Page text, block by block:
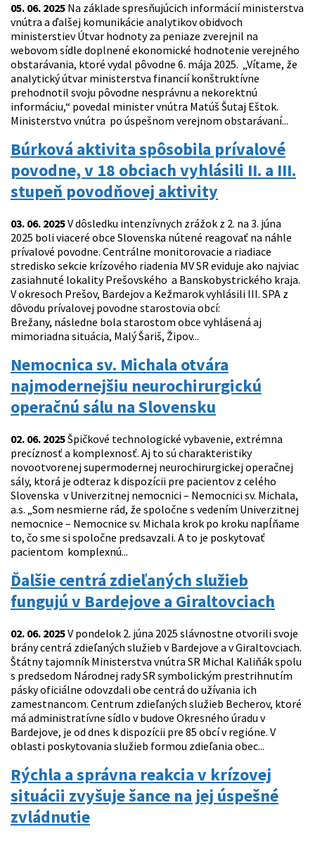
05. 06. 2025 Na základe spresňujúcich informácií ministerstva
vnútra a ďalšej komunikácie analytikov obidvoch
ministerstiev Útvar hodnoty za peniaze zverejnil na
webovom sídle doplnené ekonomické hodnotenie verejného
obstarávania, ktoré vydal pôvodne 6. mája 2025. „Vítame, že
analytický útvar ministerstva financií konštruktívne
prehodnotil svoju pôvodne nesprávnu a nekorektnú
informáciu,“ povedal minister vnútra Matúš Šutaj Eštok.
Ministerstvo vnútra po úspešnom verejnom obstarávaní...
Búrková aktivita spôsobila prívalové
povodne, v 18 obciach vyhlásili II. a III.
stupeň povodňovej aktivity
03. 06. 2025V dôsledku intenzívnych zrážok z 2. na 3. júna
2025 boli viaceré obce Slovenska nútené reagovať na náhle
prívalové povodne. Centrálne monitorovacie a riadiace
stredisko sekcie krízového riadenia MV SR eviduje ako najviac
zasiahnuté lokality Prešovského a Banskobystrického kraja.
V okresoch Prešov, Bardejov a Kežmarok vyhlásili III. SPA z
dôvodu prívalovej povodne starostovia obcí:
Brežany, následne bola starostom obce vyhlásená aj
mimoriadna situácia, Malý Šariš, Žipov...
Nemocnica sv. Michala otvára
najmodernejšiu neurochirurgickú
operačnú sálu na Slovensku
02. 06. 2025Špičkové technologické vybavenie, extrémna
precíznosť a komplexnosť. Aj to sú charakteristiky
novootvorenej supermodernej neurochirurgickej operačnej
sály, ktorá je odteraz k dispozícii pre pacientov z celého
Slovenska v Univerzitnej nemocnici – Nemocnici sv. Michala,
a.s. „Som nesmierne rád, že spoločne s vedením Univerzitnej
nemocnice – Nemocnice sv. Michala krok po kroku napĺňame
to, čo sme si spoločne predsavzali. A to je poskytovať
pacientom komplexnú...
Ďalšie centrá zdieľaných služieb
fungujú v Bardejove a Giraltovciach
02. 06. 2025V pondelok 2. júna 2025 slávnostne otvorili svoje
brány centrá zdieľaných služieb v Bardejove a v Giraltovciach.
Štátny tajomník Ministerstva vnútra SR Michal Kaliňák spolu
s predsedom Národnej rady SR symbolickým prestrihnutím
pásky oficiálne odovzdali obe centrá do užívania ich
zamestnancom. Centrum zdieľaných služieb Becherov, ktoré
má administratívne sídlo v budove Okresného úradu v
Bardejove, je od dnes k dispozícii pre 85 obcí v regióne. V
oblasti poskytovania služieb formou zdieľania obec...
Rýchla a správna reakcia v krízovej
situácii zvyšuje šance na jej úspešné
zvládnutie